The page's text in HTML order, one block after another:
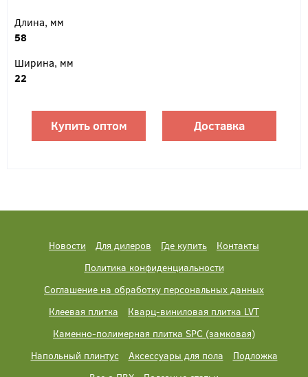
Длина, мм
58
Ширина, мм
22
Купить оптом Доставка
Новости Для дилеров Где купить
Контакты
Политика конфиденциальности
Соглашение на обработку персональных данных
Клеевая плитка
Кварц-виниловая плитка LVT
Каменно-полимерная плитка SPC (замковая)
Напольный плинтус
Аксессуары для пола
Подложка